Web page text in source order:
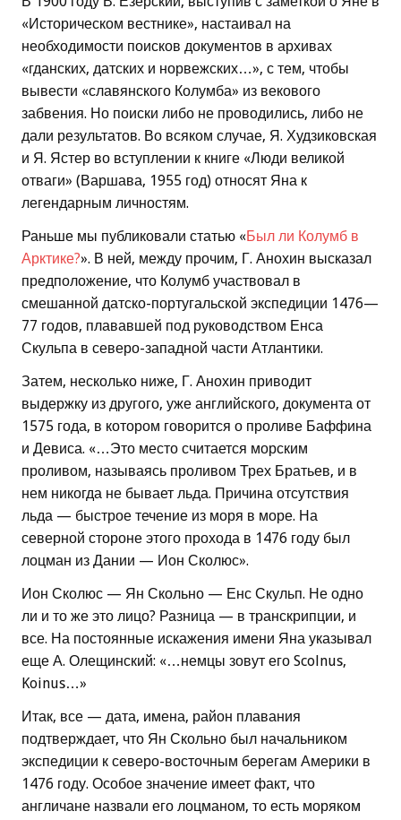
«Историческом вестнике», настаивал на
необходимости поисков документов в архивах
«гданских, датских и норвежских…», с тем, чтобы
вывести «славянского Колумба» из векового
забвения. Но поиски либо не проводились, либо не
дали результатов. Во всяком случае, Я. Худзиковская
и Я. Ястер во вступлении к книге «Люди великой
отваги» (Варшава, 1955 год) относят Яна к
легендарным личностям.
Раньше мы публиковали статью «Был ли Колумб в
Арктике?». В ней, между прочим, Г. Анохин высказал
предположение, что Колумб участвовал в
смешанной датско-португальской экспедиции 1476—
77 годов, плававшей под руководством Енса
Скульпа в северо-западной части Атлантики.
Затем, несколько ниже, Г. Анохин приводит
выдержку из другого, уже английского, документа от
1575 года, в котором говорится о проливе Баффина
и Девиса. «…Это место считается морским
проливом, называясь проливом Трех Братьев, и в
нем никогда не бывает льда. Причина отсутствия
льда — быстрое течение из моря в море. На
северной стороне этого прохода в 1476 году был
лоцман из Дании — Ион Сколюс».
Ион Сколюс — Ян Скольно — Енс Скульп. Не одно
ли и то же это лицо? Разница — в транскрипции, и
все. На постоянные искажения имени Яна указывал
еще А. Олещинский: «…немцы зовут его Scolnus,
Koinus…»
Итак, все — дата, имена, район плавания
подтверждает, что Ян Скольно был начальником
экспедиции к северо-восточным берегам Америки в
1476 году. Особое значение имеет факт, что
англичане назвали его лоцманом, то есть моряком